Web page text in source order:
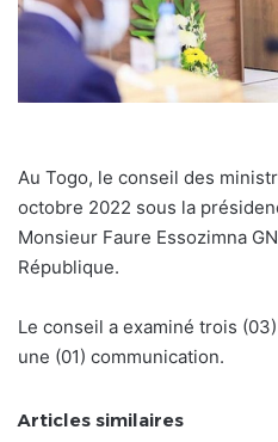
Au Togo, le conseil des
octobre 2022 sous la
Monsieur Faure Essozimna
République.
Le conseil a examiné trois
une (01) communication.
Articles similaires